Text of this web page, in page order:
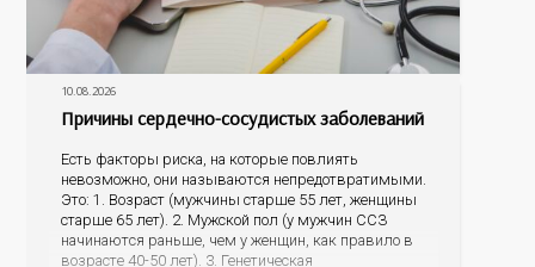
10.08.2026
Причины сердечно-сосудистых заболеваний
Есть факторы риска, на которые повлиять
невозможно, они называются непредотвратимыми.
Это: 1. Возраст (мужчины старше 55 лет, женщины
старше 65 лет). 2. Мужской пол (у мужчин ССЗ
начинаются раньше, чем у женщин, как правило в
возрасте 40-50 лет). 3. Генетическая